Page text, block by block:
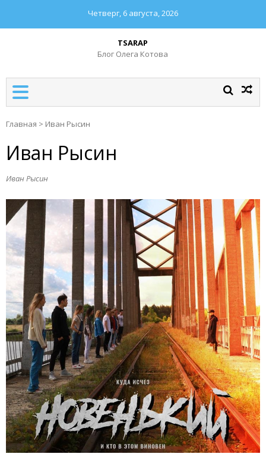
Четверг, 6 августа, 2026
TSARAP
Блог Олега Котова
Главная > Иван Рысин
Иван Рысин
Иван Рысин